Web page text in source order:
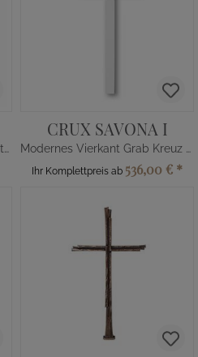
Messing Kreuz mit Würfel, Plinthe
CRUX SAVONA I
Modernes Vierkant Grab Kreuz aus Metall
Ihr Komplettpreis ab 536,00 € *